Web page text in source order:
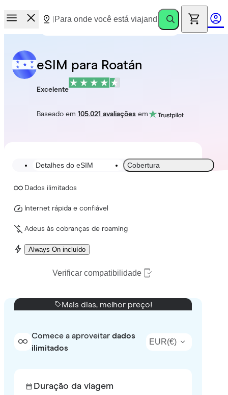
eSIM para Roatán
Excelente
Baseado em 105.021 avaliaçõesem
Detalhes do eSIM Cobertura
Dados ilimitados
Internet rápida e confiável
Adeus às cobranças de roaming
Always On incluído
Verificar compatibilidade
Mais dias, melhor preço!
Comece a aproveitar dados
ilimitados
EUR(€)
Duração da viagem